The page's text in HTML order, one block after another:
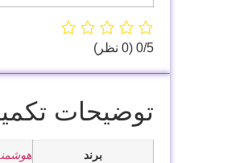
‫0/5 ‫(0 نظر)
توضیحات
برند